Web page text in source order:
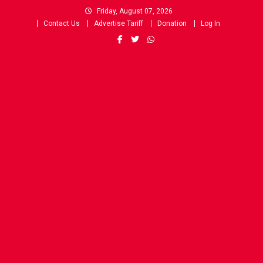
Friday, August 07, 2026
Contact Us
Advertise Tariff Donation Log In